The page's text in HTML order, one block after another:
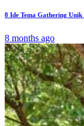
8 Ide Tema Gathering
8 months ago